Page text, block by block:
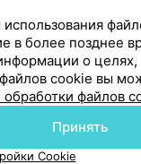
в более позднее
о целях,
cookie вы
файлов
Принять
Cookie